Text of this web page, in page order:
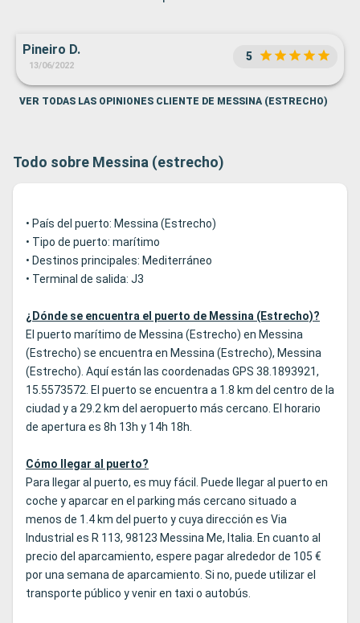
Pineiro D.
13/06/2022
5
VER TODAS LAS OPINIONES CLIENTE DE MESSINA (ESTRECHO)
Todo sobre Messina (estrecho)
• País del puerto: Messina (Estrecho)
• Tipo de puerto: marítimo
• Destinos principales: Mediterráneo
• Terminal de salida: J3
¿Dónde se encuentra el puerto de Messina (Estrecho)?
El puerto marítimo de Messina (Estrecho) en Messina
(Estrecho) se encuentra en Messina (Estrecho), Messina
(Estrecho). Aquí están las coordenadas GPS 38.1893921,
15.5573572. El puerto se encuentra a 1.8 km del centro de la
ciudad y a 29.2 km del aeropuerto más cercano. El horario
de apertura es 8h 13h y 14h 18h.
Cómo llegar al puerto?
Para llegar al puerto, es muy fácil. Puede llegar al puerto en
coche y aparcar en el parking más cercano situado a
menos de 1.4 km del puerto y cuya dirección es Via
Industrial es R 113, 98123 Messina Me, Italia. En cuanto al
precio del aparcamiento, espere pagar alrededor de 105 €
por una semana de aparcamiento. Si no, puede utilizar el
transporte público y venir en taxi o autobús.